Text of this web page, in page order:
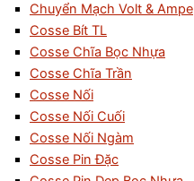
Chuyển Mạch Volt & Ampe
Cosse Bít TL
Cosse Chĩa Bọc Nhựa
Cosse Chĩa Trần
Cosse Nối
Cosse Nối Cuối
Cosse Nối Ngàm
Cosse Pin Đặc